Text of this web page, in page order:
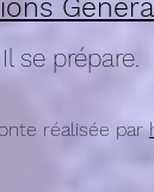
se prépare.
réalisée par